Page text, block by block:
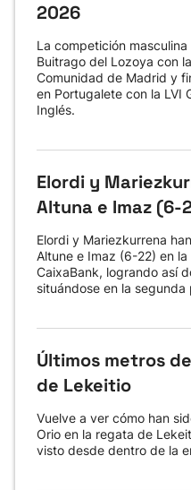
2026
La competición
Buitrago del Lozoya con
Comunidad de Madrid y
en Portugalete con la LVI
Inglés.
Elordi y
Altuna e Imaz (6-
Elordi y Mariezkurrena
Altune e Imaz (6-22) en
CaixaBank, logrando así
situándose en la
Últimos metros
de Lekeitio
Vuelve a ver cómo han
Orio en la regata de
visto desde dentro de la